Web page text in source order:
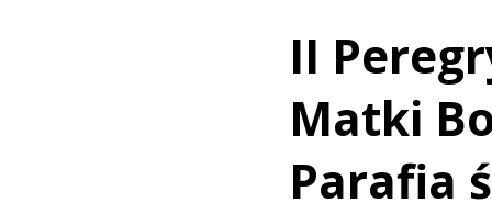
II
Matki
Parafia